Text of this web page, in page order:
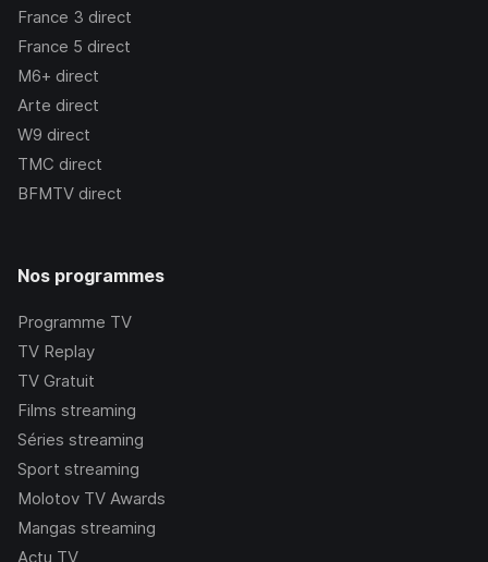
France 3 direct
France 5 direct
M6+ direct
Arte direct
W9 direct
TMC direct
BFMTV direct
Nos programmes
Programme TV
TV Replay
TV Gratuit
Films streaming
Séries streaming
Sport streaming
Molotov TV Awards
Mangas streaming
Actu TV